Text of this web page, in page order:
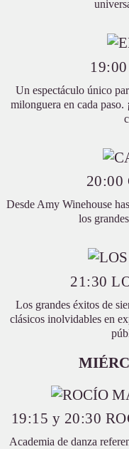
Un espectáculo único
milonguera en cada
20:00
Desde Amy Winehouse
los
21:30
Los grandes éxitos de
clásicos inolvidables en
19:15 y 20:30
Academia de danza